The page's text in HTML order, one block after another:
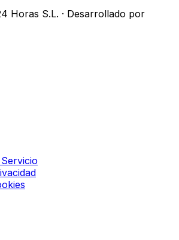
Horas S.L. · Desarrollado por